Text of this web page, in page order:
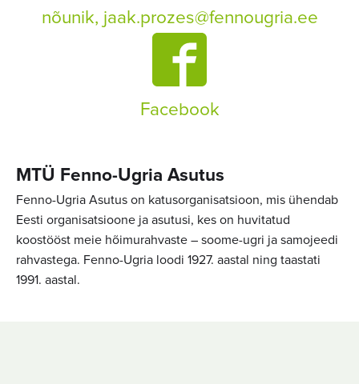
nõunik, jaak.prozes@fennougria.ee
Facebook
MTÜ Fenno-Ugria Asutus
Fenno-Ugria Asutus on katusorganisatsioon, mis ühendab
Eesti organisatsioone ja asutusi, kes on huvitatud
koostööst meie hõimurahvaste – soome-ugri ja samojeedi
rahvastega. Fenno-Ugria loodi 1927. aastal ning taastati
1991. aastal.